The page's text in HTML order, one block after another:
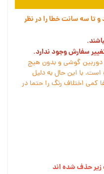
تا سه سانت خطا را در نظر
سفارش وجود ندارد.
دوربین گوشی و بدون هیچ
با این حال به دلیل
کمی اختلاف رنگ را حتما در
زیر حذف شده اند